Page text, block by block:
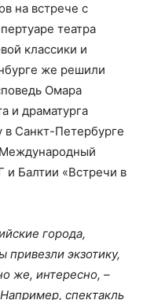
на встрече с
театра
классики и
же решили
Омара
и драматурга
в Санкт-Петербурге
и Балтии «Встречи в
города,
привезли экзотику,
же, интересно, –
спектакль